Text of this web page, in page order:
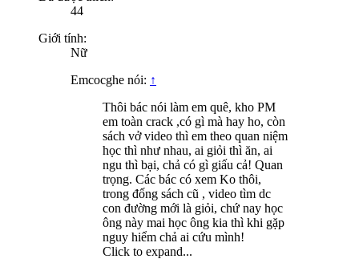
44
Giới tính:
Nữ
Emcocghe nói: ↑
Thôi bác nói làm em quê, kho PM
em toàn crack ,có gì mà hay ho, còn
sách vở video thì em theo quan niệm
học thì như nhau, ai giỏi thì ăn, ai
ngu thì bại, chả có gì giấu cả! Quan
trọng. Các bác có xem Ko thôi,
trong đống sách cũ , video tìm dc
con đường mới là giỏi, chứ nay học
ông này mai học ông kia thì khi gặp
nguy hiểm chả ai cứu mình!
Click to expand...